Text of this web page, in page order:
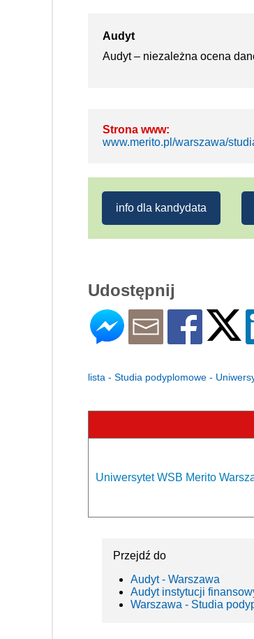
Audyt
Audyt – niezależna ocena
Strona www:
www.merito.pl/warszawa/
info dla kandydata
Udostępnij
lista - Studia podyplomowe -
Uniwersytet WSB Merito
Przejdź do
Audyt - Warszawa
Audyt instytucji
Warszawa - Studia